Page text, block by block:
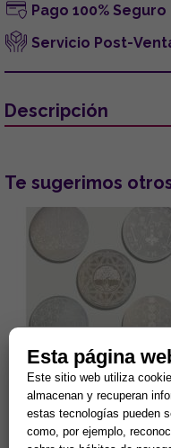
Pago 100% Seguro
Servicio Post-
Descripción
Te sugerimos
DISCO DE SELENITA
GRABADO. MODELOS
SURTIDOS (15 cm.)
Gran capacidad para la
limpieza de minerales y
energias negativas.
Propiedades purificantes y
Esta página
Este sitio web utiliza
almacenan y recuperan
estas tecnologías pueden
como, por ejemplo,